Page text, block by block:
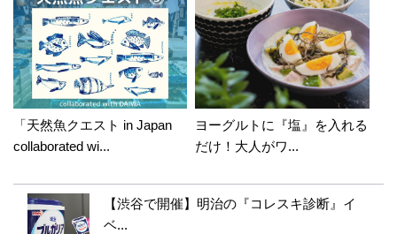
「天然魚クエスト in Japan
collaborated wi...
ヨーグルトに『塩』を入れる
だけ！大人がワ...
【渋谷で開催】明治の『コレスキ診断』イ
ベ...